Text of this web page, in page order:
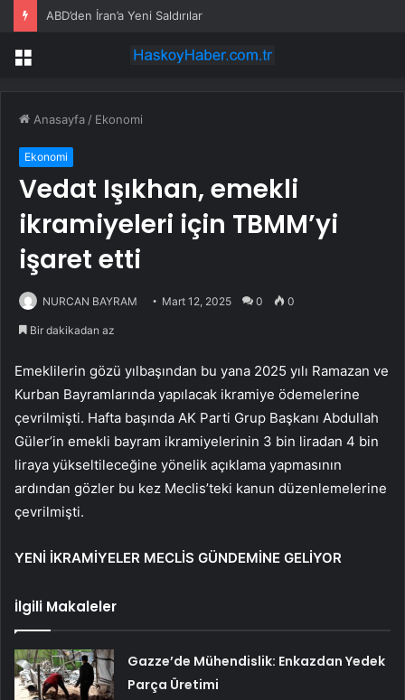
ABD’den İran’a Yeni Saldırılar
Menü
Anasayfa / Ekonomi
Ekonomi
Vedat Işıkhan, emekli
ikramiyeleri için TBMM’yi
işaret etti
NURCAN BAYRAM Mart 12, 2025 0 0
Bir dakikadan az
Emeklilerin gözü yılbaşından bu yana 2025 yılı Ramazan ve
Kurban Bayramlarında yapılacak ikramiye ödemelerine
çevrilmişti. Hafta başında AK Parti Grup Başkanı Abdullah
Güler’in emekli bayram ikramiyelerinin 3 bin liradan 4 bin
liraya yükseltileceğine yönelik açıklama yapmasının
ardından gözler bu kez Meclis’teki kanun düzenlemelerine
çevrilmişti.
YENİ İKRAMİYELER MECLİS GÜNDEMİNE GELİYOR
İlgili Makaleler
Gazze’de Mühendislik: Enkazdan Yedek
Parça Üretimi